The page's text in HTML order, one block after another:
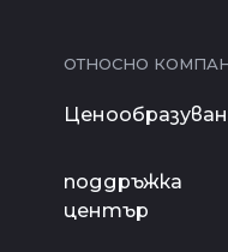
ОТНОСНО
поддръжка
център